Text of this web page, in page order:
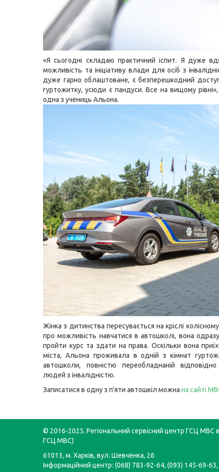
«Я сьогодні складаю практичний іспит. Я дуже
можливість та ініціативу влади для осіб з
дуже гарно облаштоване, є безперешкодний
гуртожитку, усюди є пандуси. Все на вищому рівні»,
одна з учениць Альона.
Жінка з дитинства пересувається на кріслі
про можливість навчатися в автошколі, вона
пройти курс та здати на права. Оскільки вона
міста, Альона проживала в одній з кімнат
автошколи, повністю переобладнаній
людей з інвалідністю.
Записатися в одну з п’яти автошкіл можна на сайті
© 2016-2025. Регіональний сервісний центр ГСЦ МВС в
ГСЦ МВС)
61013, м. Харків, вул. Шевченка, 26
Інформаційний центр: (068) 783-92-64, (093) 145-69-